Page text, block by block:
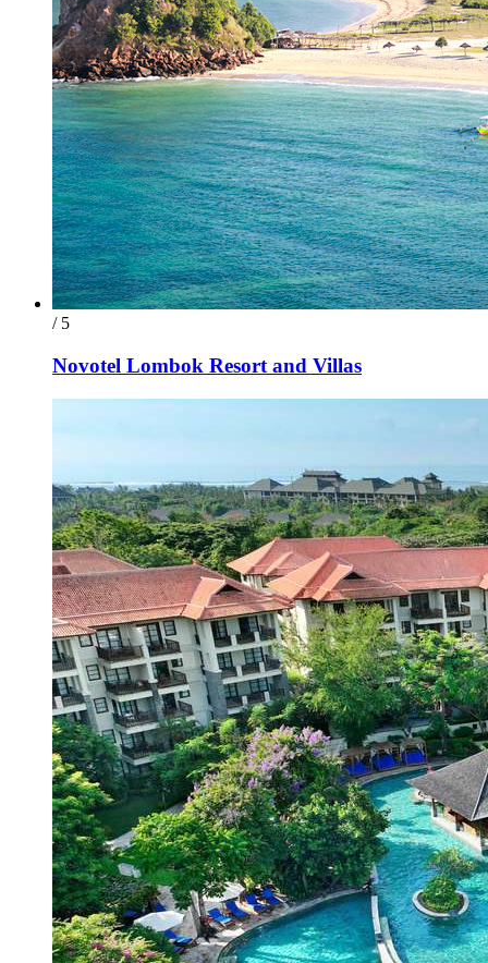
/ 5
Novotel Lombok Resort and Villas